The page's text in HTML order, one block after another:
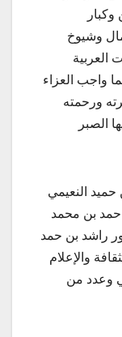
وشيوخ
العربية
واجب العزاء
ورحمته
الصبر
النعيمي
بن محمد
راشد بن حمد
والإعلام
وعدد من